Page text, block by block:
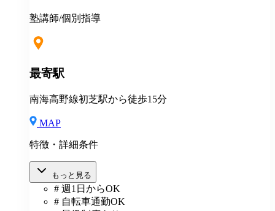
塾講師/個別指導
最寄駅
南海高野線初芝駅から徒歩15分
MAP
特徴・詳細条件
もっと見る
# 週1日からOK
# 自転車通勤OK